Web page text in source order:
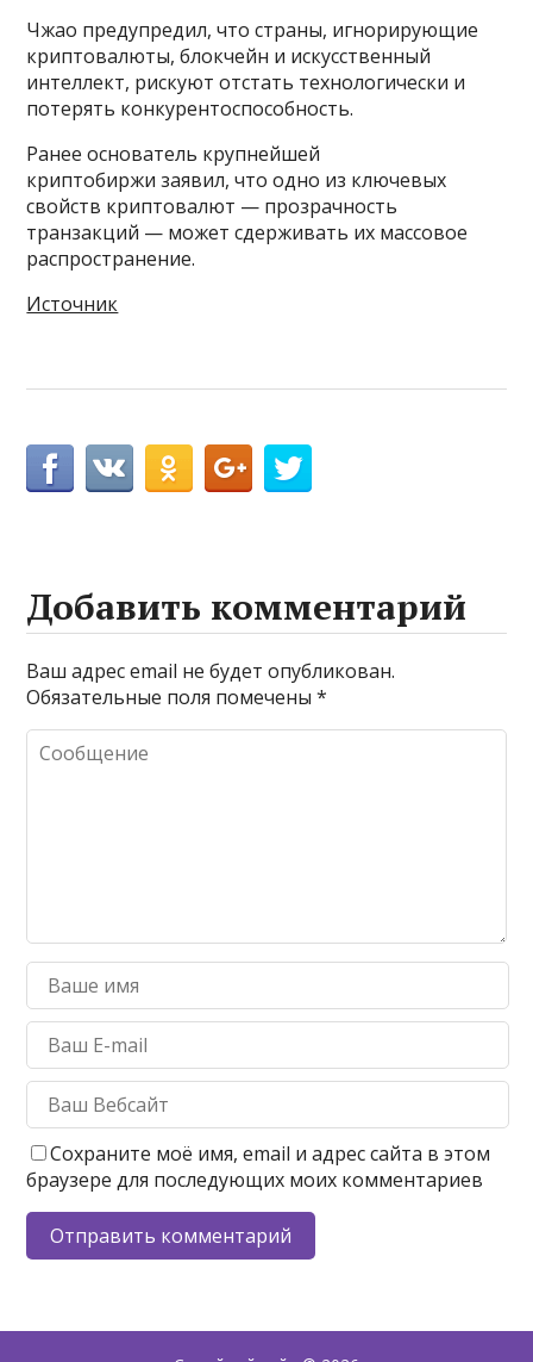
Чжао предупредил, что страны, игнорирующие
криптовалюты, блокчейн и искусственный
интеллект, рискуют отстать технологически и
потерять конкурентоспособность.
Ранее основатель крупнейшей
криптобиржи заявил, что одно из ключевых
свойств криптовалют — прозрачность
транзакций — может сдерживать их массовое
распространение.
Источник
Добавить комментарий
Ваш адрес email не будет опубликован.
Обязательные поля помечены*
Сохраните моё имя, email и адрес сайта в этом
браузере для последующих моих комментариев